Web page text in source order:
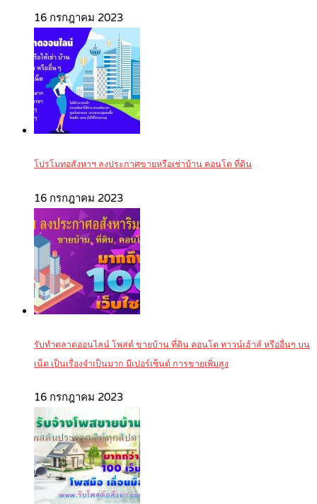
16 กรกฎาคม 2023
โปรโมทอสังหาฯ ลงประกาศขายหรือเช่าบ้าน คอนโด ที่ดิน
16 กรกฎาคม 2023
รับทำตลาดออนไลน์ โพสต์ ขายบ้าน ที่ดิน คอนโด ทาวน์เฮ้าส์ หรืออื่นๆ บน
เน็ต เป็นเรื่องจำเป็นมาก มีเปอร์เซ็นต์ การขายเพิ่มสูง
16 กรกฎาคม 2023